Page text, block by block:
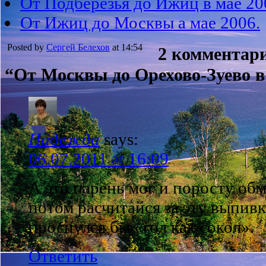
От Ижиц до Москвы а мае 2006.
Posted byСергей Белехов at 14:54
2
“От Москвы до Орехово-Зуево
Надежда says:
06.07.2011 at 16:09
А это парень мог и поросту
потом расчитайся за эту
проснулся бы «гол как сокол».
Ответить